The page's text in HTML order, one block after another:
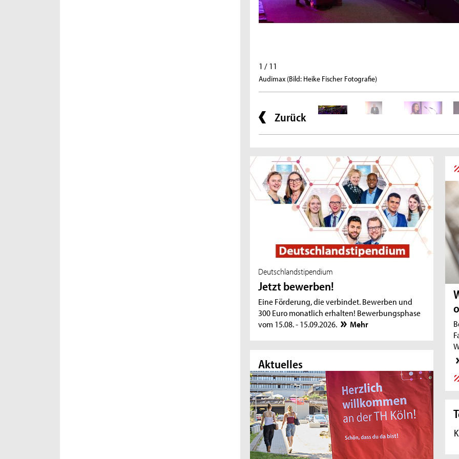
1 / 11
Audimax (Bild: Heike Fischer Fotografie)
Zurück
Deutschlandstipendium
Jetzt bewerben!
Eine Förderung, die verbindet. Bewerben und
300 Euro monatlich erhalten! Bewerbungsphase
vom 15.08. - 15.09.2026.
Mehr
Aktuelles